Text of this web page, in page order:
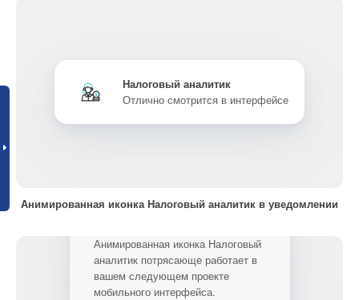
Налоговый аналитик
Отлично смотрится в интерфейсе
Анимированная иконка Налоговый аналитик в уведомлении
Анимированная иконка Налоговый
аналитик потрясающе работает в
вашем следующем проекте
мобильного интерфейса.